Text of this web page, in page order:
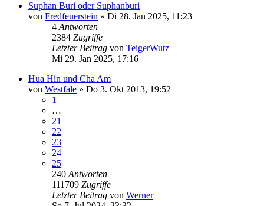
Suphan Buri oder Suphanburi
von Fredfeuerstein » Di 28. Jan 2025, 11:23
4Antworten
2384 Zugriffe
Letzter Beitrag von TeigerWutz
Mi 29. Jan 2025, 17:16
Hua Hin und Cha Am
von Westfale » Do 3. Okt 2013, 19:52
1
…
21
22
23
24
25
240Antworten
111709 Zugriffe
Letzter Beitrag von Werner